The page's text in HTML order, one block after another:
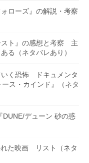
ローズ』の解説・考察
スト』の感想と考察 主
る（ネタバレあり）
いく恐怖 ドキュメンタ
ス・カインド』（ネタ
デューン 砂の惑
れた映画 リスト（ネタ